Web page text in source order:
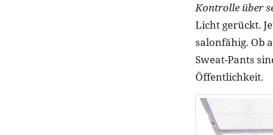
Kontrolle über
Licht gerückt.
salonfähig. Ob
Sweat-Pants
Öffentlichkeit.